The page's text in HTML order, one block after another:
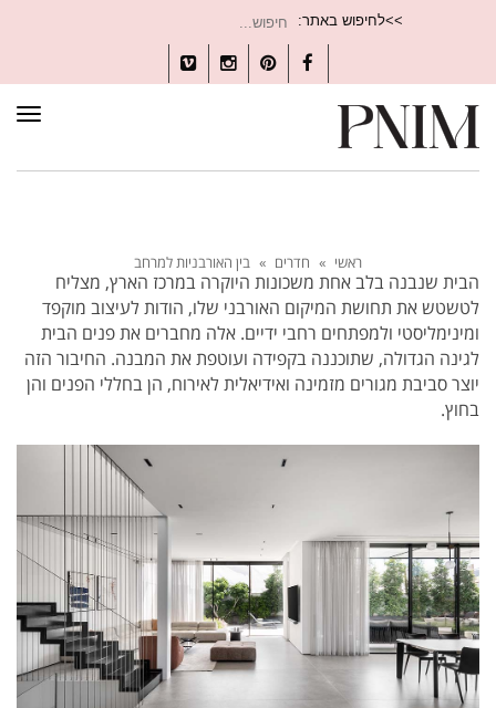
>>לחיפוש באתר:
עבור:
Facebook
Pinterest
Instagram
Vimeo
ראשי » חדרים » בין האורבניות למרחב
הבית שנבנה בלב אחת משכונות היוקרה במרכז הארץ, מצליח
לטשטש את תחושת המיקום האורבני שלו, הודות לעיצוב מוקפד
ומינימליסטי ולמפתחים רחבי ידיים. אלה מחברים את פנים הבית
לגינה הגדולה, שתוכננה בקפידה ועוטפת את המבנה. החיבור הזה
יוצר סביבת מגורים מזמינה ואידיאלית לאירוח, הן בחללי הפנים והן
בחוץ.